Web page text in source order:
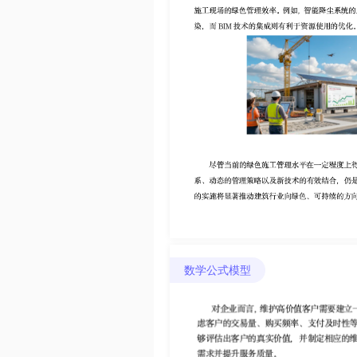
数学公式模型